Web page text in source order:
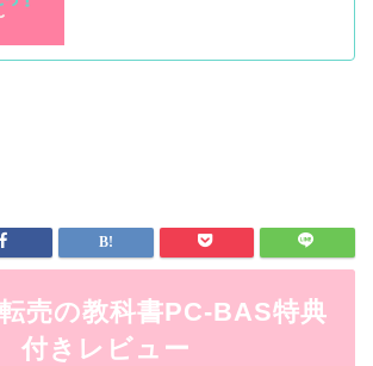
売の教科書PC-BAS特典
付きレビュー